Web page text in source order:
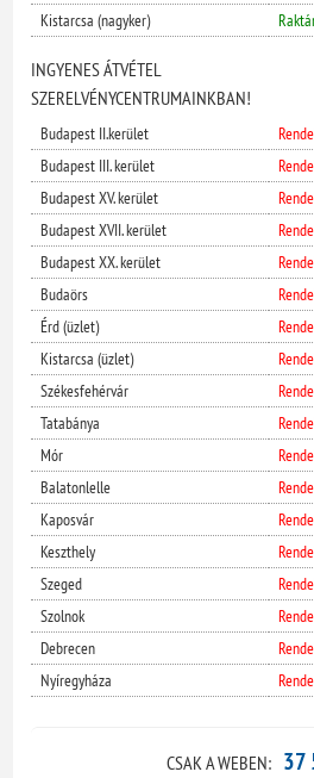
Kistarcsa (nagyker)
INGYENES ÁTVÉTEL
SZERELVÉNYCENTRUMAINKBAN!
Budapest II.kerület
Budapest III. kerület
Budapest XV. kerület
Budapest XVII. kerület
Budapest XX. kerület
Budaörs
Érd (üzlet)
Kistarcsa (üzlet)
Székesfehérvár
Tatabánya
Mór
Balatonlelle
Kaposvár
Keszthely
Szeged
Szolnok
Debrecen
Nyíregyháza
CSAK A WEBEN: 37